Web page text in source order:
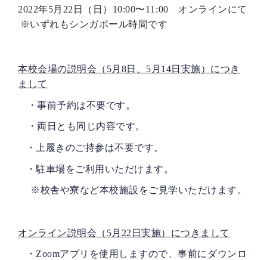
2022年5月 22 日（日） 10:00〜11:00 オンラインにて
※いずれもシンガポール時間です
本校会場の説明会（5月8日、5月14日実施）につき
まして
・事前予約は不要です。
・両日とも 同じ内容です。
・上履きのご持参は不要です。
・駐車場をご利用いただけます。
※校舎や寮など本校施設をご見学いただけます。
オンライン説明会（5月22日実施）につきまして
・ Zoomアプリを使用しますので、事前にダウンロ